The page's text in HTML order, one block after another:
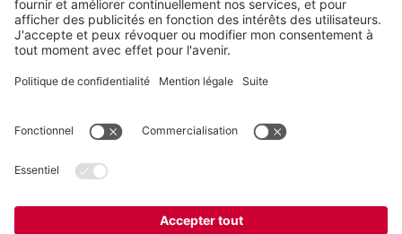
Vogelsang -
Leading in Technology
VOGELSANG BELGIUM N.V.
Slingerstraat 50